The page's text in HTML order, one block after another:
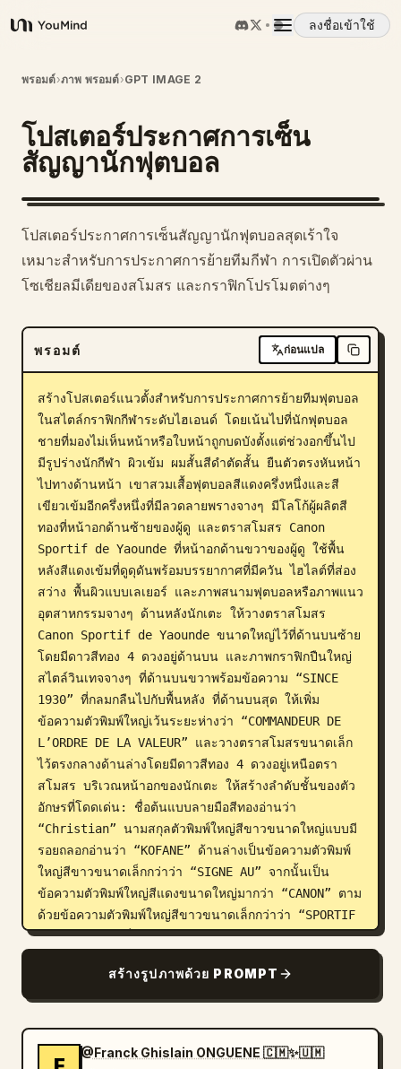
YouMind
ลงชื่อเข้าใช้
ภาพรวม
กรณีการใช้งาน
ทักษะ
พรอมต์
ดาวน์โหลด
บล็อก
อัปเดต
พรอมต์›ภาพ พรอมต์›GPT IMAGE 2
โปสเตอร์ประกาศการเซ็น
สัญญานักฟุตบอล
โปสเตอร์ประกาศการเซ็นสัญญานักฟุตบอลสุดเร้าใจ
เหมาะสำหรับการประกาศการย้ายทีมกีฬา การเปิดตัวผ่าน
โซเชียลมีเดียของสโมสร และกราฟิกโปรโมตต่างๆ
พรอมต์ ก่อนแปล
สร้างโปสเตอร์แนวตั้งสำหรับการประกาศการย้ายทีมฟุตบอล
ในสไตล์กราฟิกกีฬาระดับไฮเอนด์ โดยเน้นไปที่นักฟุตบอล
ชายที่มองไม่เห็นหน้าหรือใบหน้าถูกบดบังตั้งแต่ช่วงอกขึ้นไป
มีรูปร่างนักกีฬา ผิวเข้ม ผมสั้นสีดำตัดสั้น ยืนตัวตรงหันหน้า
ไปทางด้านหน้า เขาสวมเสื้อฟุตบอลสีแดงครึ่งหนึ่งและสี
เขียวเข้มอีกครึ่งหนึ่งที่มีลวดลายพรางจางๆ มีโลโก้ผู้ผลิตสี
ทองที่หน้าอกด้านซ้ายของผู้ดู และตราสโมสร Canon
Sportif de Yaounde ที่หน้าอกด้านขวาของผู้ดู ใช้พื้น
หลังสีแดงเข้มที่ดูดุดันพร้อมบรรยากาศที่มีควัน ไฮไลต์ที่ส่อง
สว่าง พื้นผิวแบบเลเยอร์ และภาพสนามฟุตบอลหรือภาพแนว
อุตสาหกรรมจางๆ ด้านหลังนักเตะ ให้วางตราสโมสร
Canon Sportif de Yaounde ขนาดใหญ่ไว้ที่ด้านบนซ้าย
โดยมีดาวสีทอง 4 ดวงอยู่ด้านบน และภาพกราฟิกปืนใหญ่
สไตล์วินเทจจางๆ ที่ด้านบนขวาพร้อมข้อความ “SINCE
1930” ที่กลมกลืนไปกับพื้นหลัง ที่ด้านบนสุด ให้เพิ่ม
ข้อความตัวพิมพ์ใหญ่เว้นระยะห่างว่า “COMMANDEUR DE
L’ORDRE DE LA VALEUR” และวางตราสโมสรขนาดเล็ก
ไว้ตรงกลางด้านล่างโดยมีดาวสีทอง 4 ดวงอยู่เหนือตรา
สโมสร บริเวณหน้าอกของนักเตะ ให้สร้างลำดับชั้นของตัว
อักษรที่โดดเด่น: ชื่อต้นแบบลายมือสีทองอ่านว่า
“Christian” นามสกุลตัวพิมพ์ใหญ่สีขาวขนาดใหญ่แบบมี
รอยถลอกอ่านว่า “KOFANE” ด้านล่างเป็นข้อความตัวพิมพ์
ใหญ่สีขาวขนาดเล็กกว่าว่า “SIGNE AU” จากนั้นเป็น
ข้อความตัวพิมพ์ใหญ่สีแดงขนาดใหญ่มากว่า “CANON” ตาม
ด้วยข้อความตัวพิมพ์ใหญ่สีขาวขนาดเล็กกว่าว่า “SPORTIF
DE YAOUNDE” ที่ส่วนหน้าด้านล่างสุด ให้แสดงวัตถุประกอบ
ตัวทางด้านซ้ายล่างโดยเห็นตราสโมสรชัดเจน ลูกฟุตบอล 1
ลูกทางด้านขวาล่างในสีแดง-เขียวของสโมสรโดยเห็นตรา
ล่างอ่านว่า “CONTRAT DE PERFORMANCE” พร้อมลายเซ็น
ที่เขียนด้วยมืออย่างชัดเจน เพิ่มปากกาสีดำ-ทองที่วางเฉียง
สร้างรูปภาพด้วย PROMPT
@Franck Ghislain ONGUENE 🇨🇲✨🇺🇲